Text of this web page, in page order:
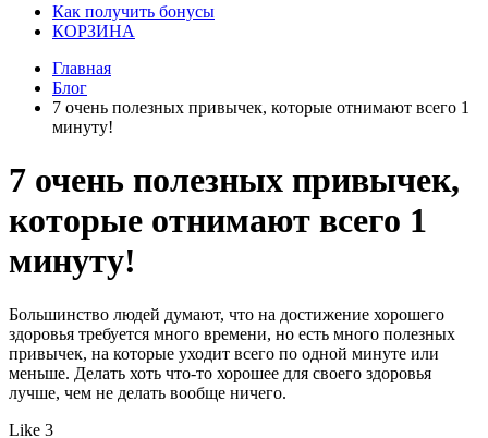
Как получить бонусы
КОРЗИНА
Главная
Блог
7 очень полезных привычек, которые отнимают всего 1
минуту!
7 очень полезных привычек,
которые отнимают всего 1
минуту!
Большинство людей думают, что на достижение хорошего
здоровья требуется много времени, но есть много полезных
привычек, на которые уходит всего по одной минуте или
меньше. Делать хоть что-то хорошее для своего здоровья
лучше, чем не делать вообще ничего.
Like 3